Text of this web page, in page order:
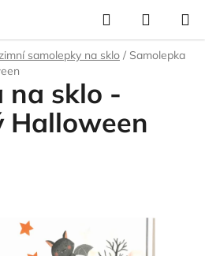
Hledat
KOŠÍK
samolepky na sklo / Samolepka
na sklo -
Halloween